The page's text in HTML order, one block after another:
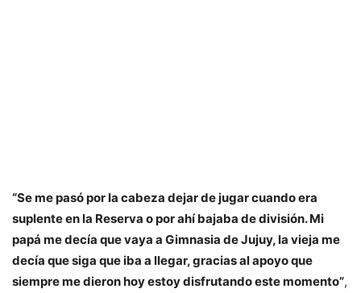
“Se me pasó por la cabeza dejar de jugar cuando era
suplente en la Reserva o por ahí bajaba de división. Mi
papá me decía que vaya a Gimnasia de Jujuy, la vieja me
decía que siga que iba a llegar, gracias al apoyo que
siempre me dieron hoy estoy disfrutando este momento”,